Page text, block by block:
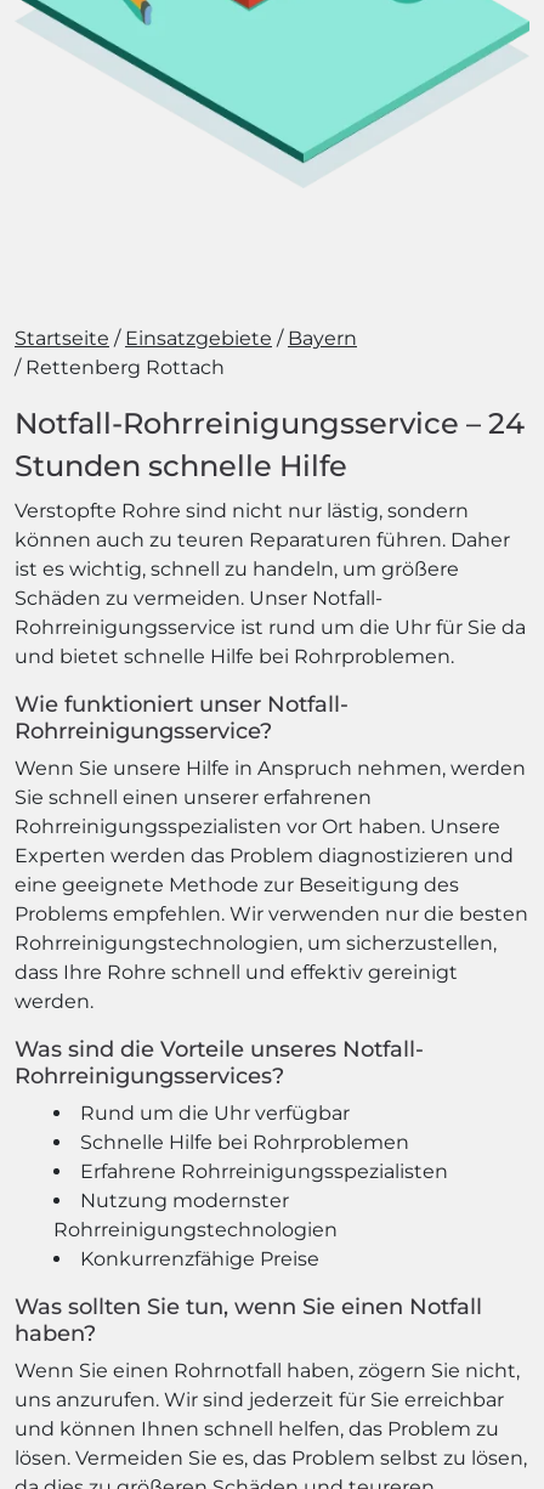
Startseite Einsatzgebiete
Bayern
Rettenberg Rottach
Notfall-Rohrreinigungsservice – 24
Stunden schnelle Hilfe
Verstopfte Rohre sind nicht nur lästig, sondern
können auch zu teuren Reparaturen führen. Daher
ist es wichtig, schnell zu handeln, um größere
Schäden zu vermeiden. Unser Notfall-
Rohrreinigungsservice ist rund um die Uhr für Sie da
und bietet schnelle Hilfe bei Rohrproblemen.
Wie funktioniert unser Notfall-
Rohrreinigungsservice?
Wenn Sie unsere Hilfe in Anspruch nehmen, werden
Sie schnell einen unserer erfahrenen
Rohrreinigungsspezialisten vor Ort haben. Unsere
Experten werden das Problem diagnostizieren und
eine geeignete Methode zur Beseitigung des
Problems empfehlen. Wir verwenden nur die besten
Rohrreinigungstechnologien, um sicherzustellen,
dass Ihre Rohre schnell und effektiv gereinigt
werden.
Was sind die Vorteile unseres Notfall-
Rohrreinigungsservices?
Rund um die Uhr verfügbar
Schnelle Hilfe bei Rohrproblemen
Erfahrene Rohrreinigungsspezialisten
Nutzung modernster
Rohrreinigungstechnologien
Konkurrenzfähige Preise
Was sollten Sie tun, wenn Sie einen Notfall
haben?
Wenn Sie einen Rohrnotfall haben, zögern Sie nicht,
uns anzurufen. Wir sind jederzeit für Sie erreichbar
und können Ihnen schnell helfen, das Problem zu
lösen. Vermeiden Sie es, das Problem selbst zu lösen,